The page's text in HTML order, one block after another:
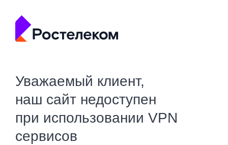
Уважаемый клиент,
наш сайт недоступен
при использовании VPN
сервисов